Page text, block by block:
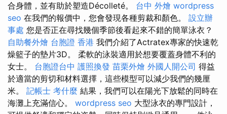
合身體，並有助於塑造Décolleté。 台中 外燴 wordpress
seo 在我們的報價中，您會發現各種剪裁和顏色。 設立辦
事處 您是否正在尋找幾個季節後看起來不錯的簡單泳衣？
自助餐外燴 台胞證 香港 我們介紹了Actratex專家的快速乾
燥籃子的墊片3D。 柔軟的泳裝適​​用於想要覆蓋身體不利的
女士。 台胞證台中 護照換發 苗栗外燴 外國人開公司 得益
於適當的剪切和材料選擇，這些模型可以減少我們的幾厘
米。 記帳士 考什麼 結果，我們可以在陽光下放鬆的同時在
海灘上充滿信心。 wordpress seo 大型泳衣的專門設計，